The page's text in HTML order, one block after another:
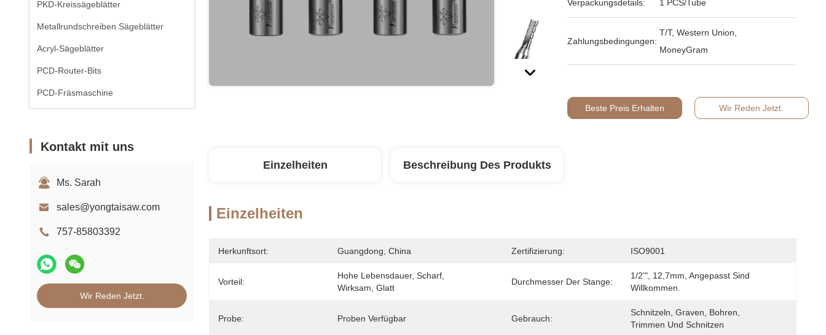
PKD-Kreissägeblätter
Metallrundschreiben Sägeblätter
Acryl-Sägeblätter
PCD-Router-Bits
PCD-Fräsmaschine
Kontakt mit uns
Ms. Sarah
sales@yongtaisaw.com
757-85803392
Wir Reden Jetzt.
Verpackungsdetails: 1 PCS/Tube
Zahlungsbedingungen:
T/T, Western Union,
MoneyGram
Beste Preis Erhalten Wir Reden Jetzt.
Einzelheiten Beschreibung Des Produkts
Einzelheiten
Herkunftsort: Guangdong, China Zertifizierung: ISO9001
Vorteil:
Hohe Lebensdauer, Scharf,
Wirksam, Glatt
Durchmesser Der Stange:
1/2'", 12,7mm, Angepasst Sind
Willkommen.
Probe: Proben Verfügbar Gebrauch:
Schnitzeln, Graven, Bohren,
Trimmen Und Schnitzen